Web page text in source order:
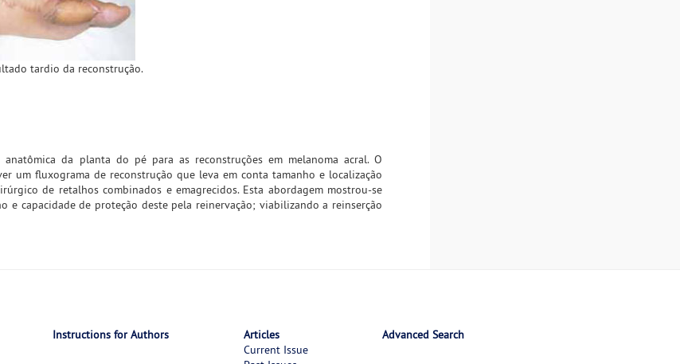
tardio da reconstrução.
da planta do pé para as reconstruções em melanoma acral. O
um fluxograma de reconstrução que leva em conta tamanho e localização
de retalhos combinados e emagrecidos. Esta abordagem mostrou-se
e capacidade de proteção deste pela reinervação; viabilizando a reinserção
Instructions for Authors
Articles
Current Issue
Advanced Search